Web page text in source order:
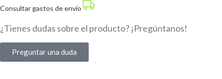
Consultar gastos de envío
¿Tienes dudas sobre el producto? ¡Pregúntanos!
Preguntar una duda